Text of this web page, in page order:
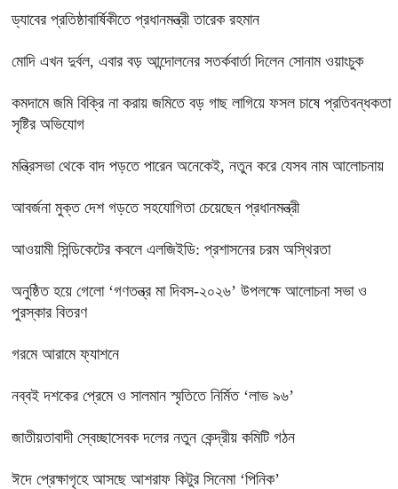
ড্যাবের প্রতিষ্ঠাবার্ষিকীতে প্রধানমন্ত্রী তারেক রহমান
মোদি এখন দুর্বল, এবার বড় আন্দোলনের সতর্কবার্তা দিলেন সোনাম ওয়াংচুক
কমদামে জমি বিক্রি না করায় জমিতে বড় গাছ লাগিয়ে ফসল চাষে প্রতিবন্ধকতা
সৃষ্টির অভিযোগ
মন্ত্রিসভা থেকে বাদ পড়তে পারেন অনেকেই, নতুন করে যেসব নাম আলোচনায়
আবর্জনা মুক্ত দেশ গড়তে সহযোগিতা চেয়েছেন প্রধানমন্ত্রী
‎আওয়ামী সিন্ডিকেটের কবলে এলজিইডি: প্রশাসনের চরম অস্থিরতা
অনুষ্ঠিত হয়ে গেলো ‘গণতন্ত্র মা দিবস-২০২৬’ উপলক্ষে আলোচনা সভা ও
পুরস্কার বিতরণ
গরমে আরামে ফ্যাশনে
নব্বই দশকের প্রেমে ও সালমান স্মৃতিতে নির্মিত ‘লাভ ৯৬’
জাতীয়তাবাদী স্বেচ্ছাসেবক দলের নতুন কেন্দ্রীয় কমিটি গঠন
ঈদে প্রেক্ষাগৃহে আসছে আশরাফ কিটুর সিনেমা ‘পিনিক’